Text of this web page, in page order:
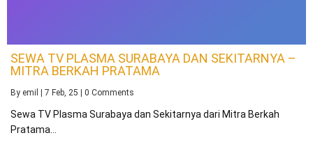
SEWA TV PLASMA SURABAYA DAN SEKITARNYA –
MITRA BERKAH PRATAMA
By emil | 7 Feb, 25 | 0 Comments
Sewa TV Plasma Surabaya dan Sekitarnya dari Mitra Berkah
Pratama…